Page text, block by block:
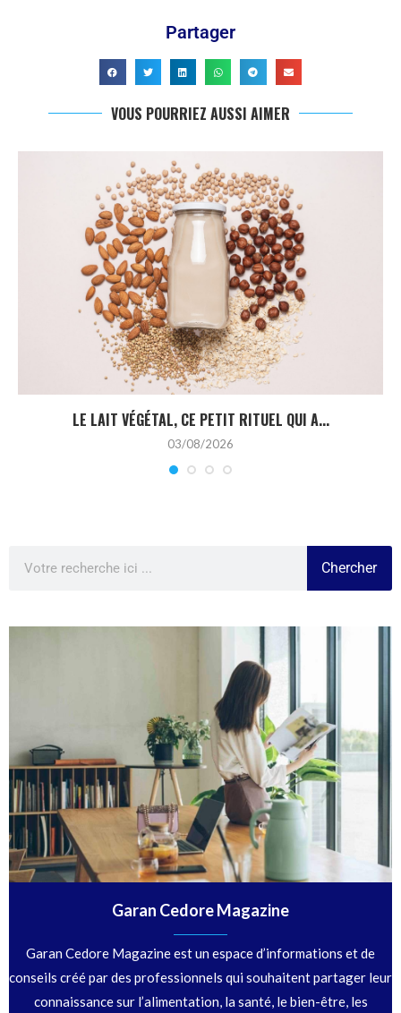
Partager
VOUS POURRIEZ AUSSI AIMER
LE LAIT VÉGÉTAL, CE PETIT RITUEL QUI A...
03/08/2026
Chercher
Garan Cedore Magazine
Garan Cedore Magazine est un espace d’informations et de
conseils créé par des professionnels qui souhaitent partager leur
connaissance sur l’alimentation, la santé, le bien-être, les